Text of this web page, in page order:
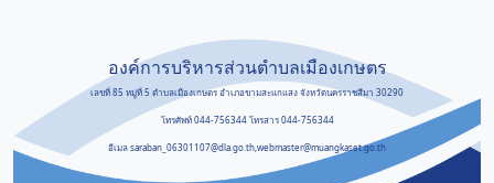
องค์การบริหารส่วนตำบลเมืองเกษตร
เลขที่ 85 หมู่ที่ 5 ตำบลเมืองเกษตร อำเภอขามสะแกแสง จังหวัดนครราชสีมา 30290
โทรศัพท์ 044-756344 โทรสาร 044-756344
อีเมล saraban_06301107@dla.go.th,webmaster@muangkaset.go.th